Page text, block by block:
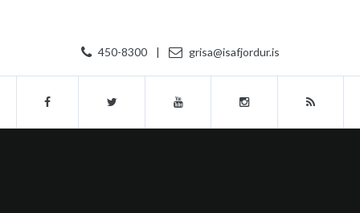
450-8300 | grisa@isafjordur.is